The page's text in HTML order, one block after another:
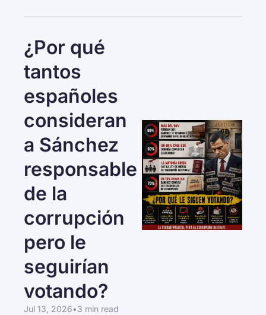
¿Por qué
tantos
españoles
consideran
a Sánchez
responsable
de la
corrupción
pero le
seguirían
votando?
Jul 13, 2026•3 min read